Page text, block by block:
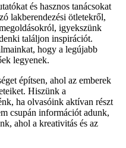
és hasznos tanácsokat
lakberendezési ötletekről,
igyekszünk
találjon inspirációt.
hogy a legújabb
legyenek.
építsen, ahol az emberek
Hiszünk a
ha olvasóink aktívan részt
csupán információt adunk,
ahol a kreativitás és az